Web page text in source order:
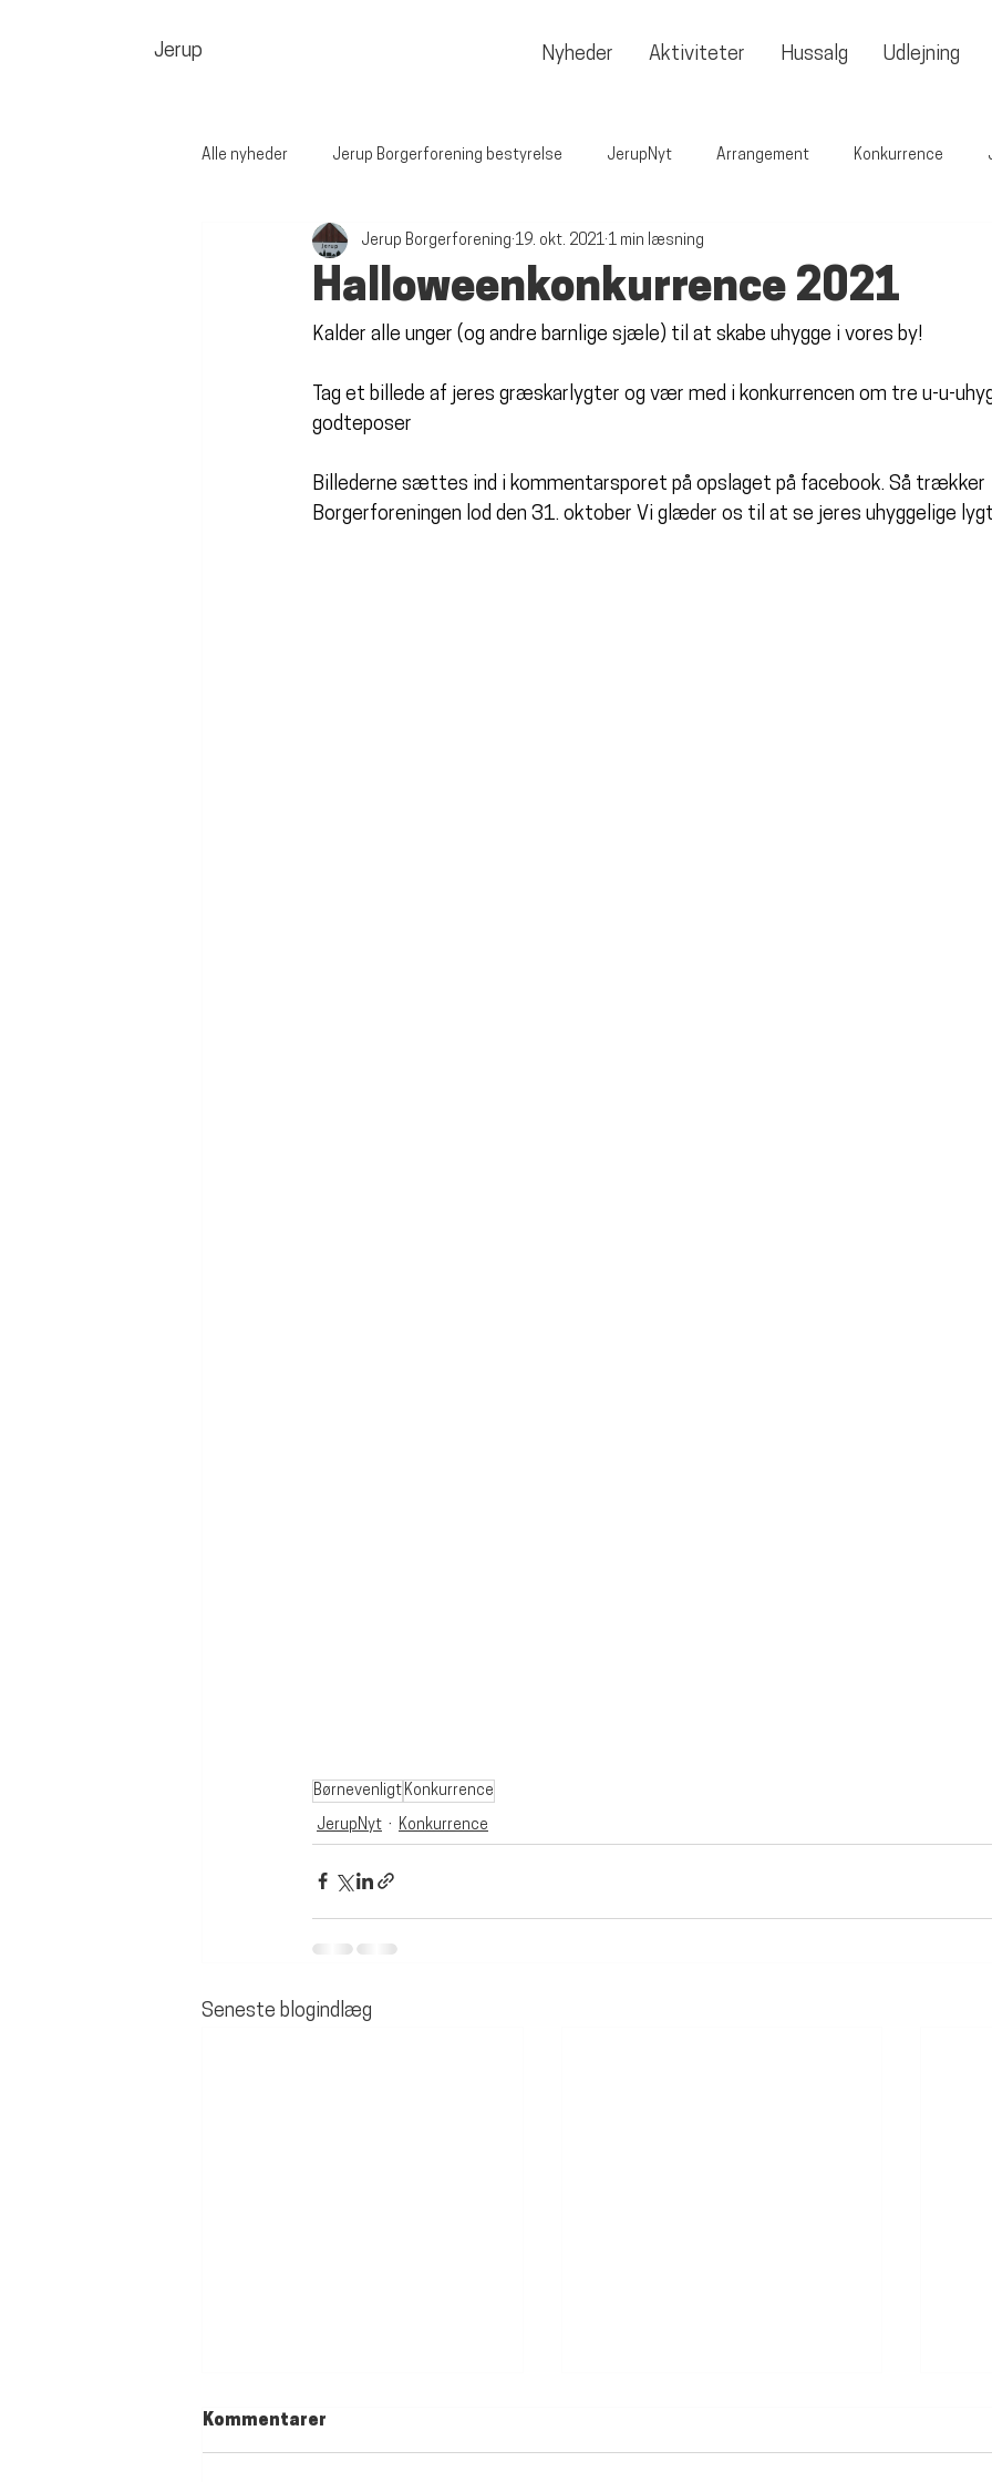
Jerup Nyheder Aktiviteter Hussalg Udlejning
Alle nyheder Jerup Borgerforening bestyrelse JerupNyt Arrangement Konkurrence
Halloweenkonkurrence 2021
Jerup Borgerforening 19. okt. 2021 1 min læsning
Kalder alle unger (og andre barnlige sjæle) til at skabe uhygge i vores by!
Tag et billede af jeres græskarlygter og vær med i konkurrencen om tre u-u-
godteposer
Billederne sættes ind i kommentarsporet på opslaget på facebook. Så trækker
Borgerforeningen lod den 31. oktober Vi glæder os til at se jeres uhyggelige
Børnevenligt Konkurrence
JerupNyt Konkurrence
Seneste blogindlæg
Kommentarer